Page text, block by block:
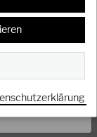
Münster